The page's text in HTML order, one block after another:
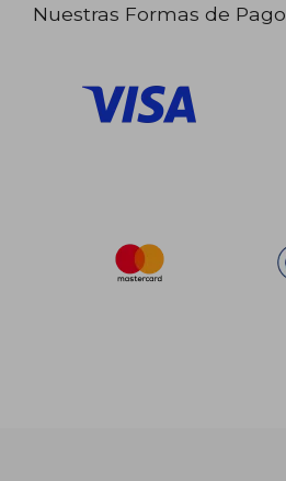
Nuestras Formas de Pago